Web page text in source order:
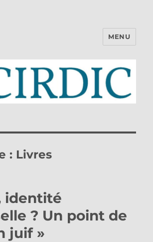
MENU
: Livres
identité
? Un point de
juif »